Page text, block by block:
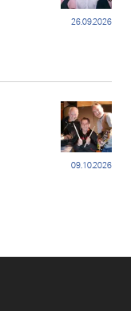
26.09.2026
09.10.2026